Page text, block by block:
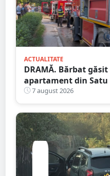
ACTUALITATE
DRAMĂ. Bărbat
apartament din Satu
spart ușa
7 august 2026